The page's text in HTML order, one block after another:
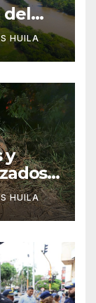
del
HUILA
y
HUILA